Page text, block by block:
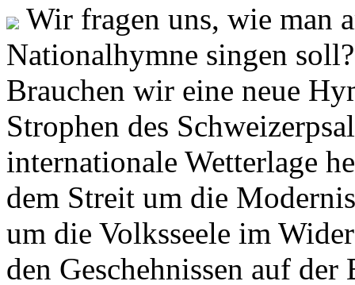
Wir fragen uns, wie man
Nationalhymne singen
Brauchen wir eine neue
Strophen des
internationale Wetterlage
dem Streit um die
um die Volksseele im
den Geschehnissen auf